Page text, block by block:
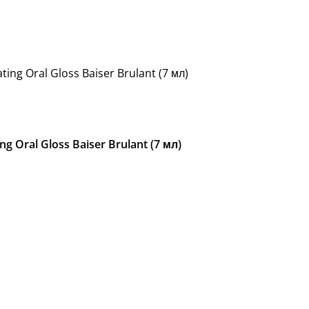
Oral Gloss Baiser Brulant (7 мл)
Oral Gloss Baiser Brulant (7 мл)